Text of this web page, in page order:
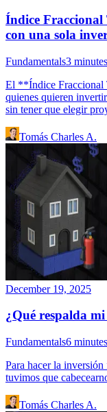
Índice
con una sola
Fundamentals3 minutes
El **Índice Fraccional
quienes quieren
sin tener que elegir
Tomás Charles A.
December 19, 2025
¿Qué respalda
Fundamentals6 minutes
Para hacer la
tuvimos que
Tomás Charles A.